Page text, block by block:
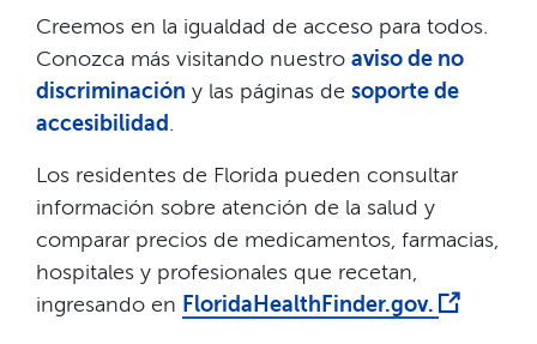
Creemos en la igualdad de acceso para todos.
Conozca más visitando nuestro aviso de no
discriminación y las páginas de soporte de
accesibilidad .​​
Los residentes de Florida pueden consultar
información sobre atención de la salud y
comparar precios de medicamentos, farmacias,
hospitales y profesionales que recetan,
ingresando en FloridaHealthFinder.gov.